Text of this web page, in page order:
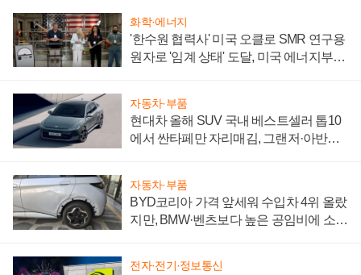
화학·에너지
'한수원 협력사' 미국 오클로 SMR 연구용
원자로 '임계 상태' 도달, 미국 에너지부
자동차·부품
현대차 올해 SUV 국내 베스트셀러 톱10
에서 싼타페만 자리매김, 그랜저·아반떼
자동차·부품
BYD코리아 가격 앞세워 수입차 4위 올랐
지만, BMW·벤츠보다 높은 공임비에 소비
전자·전기·정보통신